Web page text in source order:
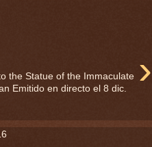
›
the Statue of the Immaculate
Emitido en directo el 8 dic.